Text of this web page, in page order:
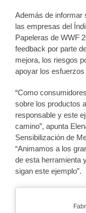
Además de informar
las empresas del
Papeleras de WWF
feedback por parte
mejora, los riesgos
apoyar los
“Como
sobre los productos
responsable y este
camino”, apunta
Sensibilización de
“Animamos a los
de esta herramienta
sigan este ejemplo”.